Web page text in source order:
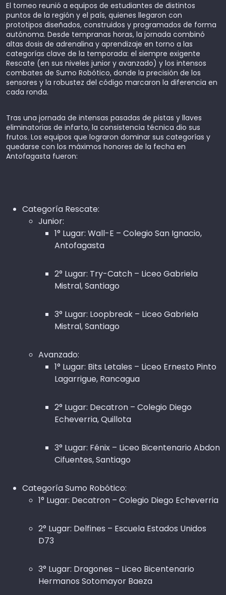
El torneo reunió a equipos de estudiantes de distintos
puntos de la región y el país, quienes llegaron con
prototipos diseñados, construidos y programados de forma
autónoma. Desde tempranas horas, la jornada combinó
altas dosis de adrenalina y aprendizaje en torno a las
categorías clave de la temporada: el siempre exigente
Rescate (en sus niveles junior y avanzado) y los intensos
combates de Sumo Robótico, donde la precisión de los
sensores y la robustez del código marcaron la diferencia en
cada ronda.
Tras una jornada de intensas pasadas de pistas y llaves
eliminatorias de infarto, la consistencia técnica dio sus
frutos. Los equipos que lograron dominar sus categorías y
quedarse con los máximos honores de la fecha en
Antofagasta fueron:
Categoría Rescate:
Junior:
1° Lugar: Wall-E – Colegio San Ignacio,
Antofagasta
2° Lugar: Try-Catch – Liceo Gabriela
Mistral, Santiago
3° Lugar: Loopbreak – Liceo Gabriela
Mistral, Santiago
Avanzado:
1° Lugar: Bits Letales – Liceo Ernesto Pinto
Lagarrigue, Rancagua
2° Lugar: Decatron – Colegio Diego
Echeverria, Quillota
3° Lugar: Fénix – Liceo Bicentenario Abdon
Cifuentes, Santiago
Categoría Sumo Robótico:
1° Lugar: Decatron – Colegio Diego Echeverria
2° Lugar: Delfines – Escuela Estados Unidos
D73
3° Lugar: Dragones – Liceo Bicentenario
Hermanos Sotomayor Baeza